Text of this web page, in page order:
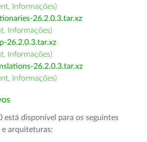
, Informações)
26.2.0.3.tar.xz
, Informações)
26.2.0.3.tar.xz
, Informações)
26.2.0.3.tar.xz
, Informações)
está disponível para os seguintes
e arquiteturas: